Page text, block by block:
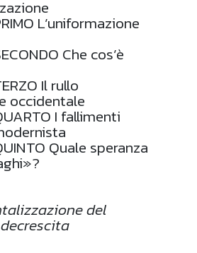
L’uniformazione
Che cos’è
Il rullo
occidentale
I fallimenti
Quale speranza
del